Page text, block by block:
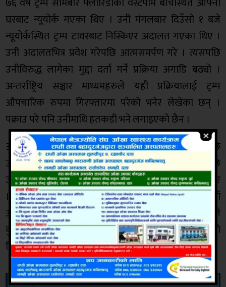
घरबाट न्यूयोर्क गएका थिए । उनी मंगलबार दिउँसो १ बजे
न्यूयोर्कस्थित ट्रम्प टावरबाट निस्किएर अदालत गएका थिए ।
उनी अदालतभित्र प्रवेश गरेपछि आत्मसमर्पण गरे । त्यसपछि
उनीविरुद्ध लागेका मुद्दा दर्ता गर्ने प्रक्रिया अगाडि बढ्यो ।
अन्तर्राष्ट्रिय सञ्चार माध्यमहरुले यही प्रक्रियालाई ट्रम्प
औपचारिक रुपमा गिरफ्तारमा परेको भनेर लेखेका छन् ।
पक्राउ परे पनि उनीमाथि हतकडी भने लगाइएको छैन ।
अदालतमा आफ्ना वकिलहरुसँगै न्यायाधिश अगाडि बसेपछि
उनीमाथि लागेका आरोपबारे पढेर सुनाइएको थियो । त्यसपछि
उनले आफूले कुनै अपराध नगरेको भनेर दलिल पेस गरेका थिए
। अदालतबाट निस्किएर उनी फ्लोरिडा गएका छन् । त्यहाँ
आफ्ना समर्थकहरुलाई सम्बोधन गर्दै फेरि पनि उनले आफूले
कुनै गल्ती नगरेको भन्दै घटनालाई राजनीतिकरण गरिएको
जिकीर गरेका छन् ।